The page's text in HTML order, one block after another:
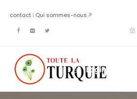
contact | Qui sommes-nous ?
Login